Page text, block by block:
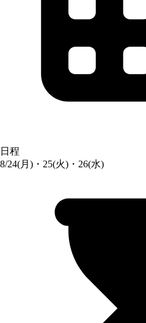
日程
8/24(月)・25(火)・26(水)